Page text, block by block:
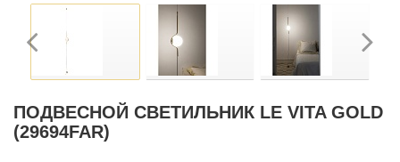
ПОДВЕСНОЙ СВЕТИЛЬНИК LE VITA GOLD
(29694FAR)